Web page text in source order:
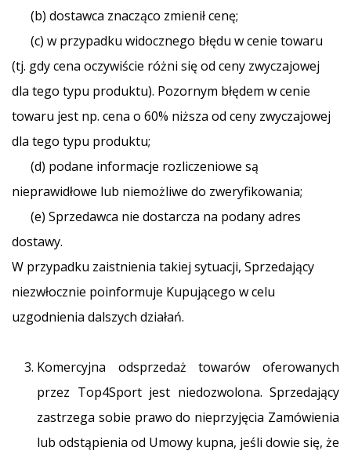
(b) dostawca znacząco zmienił cenę;
(c) w przypadku widocznego błędu w cenie towaru
(tj. gdy cena oczywiście różni się od ceny zwyczajowej
dla tego typu produktu). Pozornym błędem w cenie
towaru jest np. cena o 60% niższa od ceny zwyczajowej
dla tego typu produktu;
(d) podane informacje rozliczeniowe są
nieprawidłowe lub niemożliwe do zweryfikowania;
(e) Sprzedawca nie dostarcza na podany adres
dostawy.
W przypadku zaistnienia takiej sytuacji, Sprzedający
niezwłocznie poinformuje Kupującego w celu
uzgodnienia dalszych działań.
Komercyjna odsprzedaż towarów oferowanych
przez Top4Sport jest niedozwolona. Sprzedający
zastrzega sobie prawo do nieprzyjęcia Zamówienia
lub odstąpienia od Umowy kupna, jeśli dowie się, że